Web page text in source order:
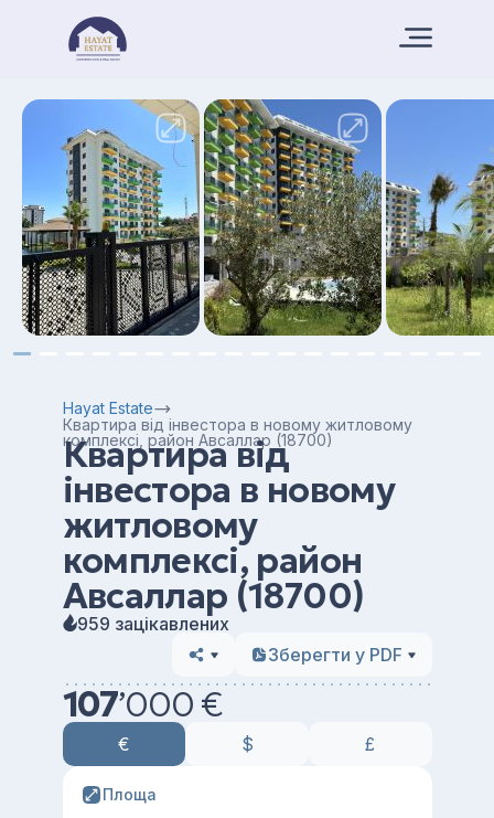
Hayat Estate
Квартира від інвестора в новому житловому
комплексі, район Авсаллар (18700)
Квартира від
інвестора в новому
житловому
комплексі, район
Авсаллар (18700)
959 зацікавлених
Зберегти у PDF
107’000 €
€ $ £
Площа